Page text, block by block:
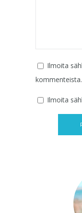
Ilmoita
kommenteista.
Ilmoita